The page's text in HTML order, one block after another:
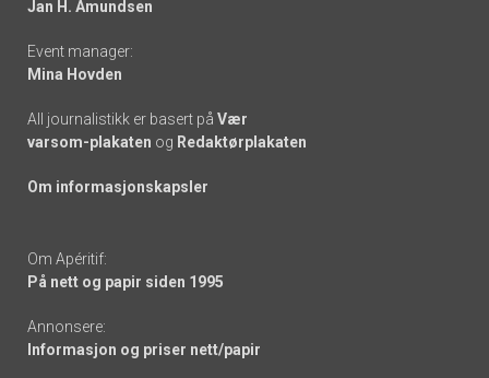
Jan H. Amundsen
Event manager:
Mina Hovden
All journalistikk er basert på Vær
varsom-plakaten og Redaktørplakaten
Om informasjonskapsler
Om Apéritif:
På nett og papir siden 1995
Annonsere:
Informasjon og priser nett/papir